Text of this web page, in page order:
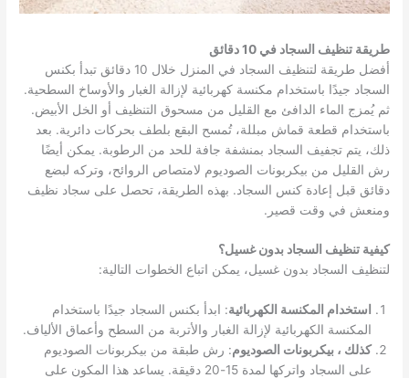
طريقة تنظيف السجاد في 10 دقائق
أفضل طريقة لتنظيف السجاد في المنزل خلال 10 دقائق تبدأ بكنس
السجاد جيدًا باستخدام مكنسة كهربائية لإزالة الغبار والأوساخ السطحية.
ثم يُمزج الماء الدافئ مع القليل من مسحوق التنظيف أو الخل الأبيض.
باستخدام قطعة قماش مبللة، تُمسح البقع بلطف بحركات دائرية. بعد
ذلك، يتم تجفيف السجاد بمنشفة جافة للحد من الرطوبة. يمكن أيضًا
رش القليل من بيكربونات الصوديوم لامتصاص الروائح، وتركه لبضع
دقائق قبل إعادة كنس السجاد. بهذه الطريقة، تحصل على سجاد نظيف
ومنعش في وقت قصير.
كيفية تنظيف السجاد بدون غسيل؟
لتنظيف السجاد بدون غسيل، يمكن اتباع الخطوات التالية:
استخدام المكنسة الكهربائية: ابدأ بكنس السجاد جيدًا باستخدام
المكنسة الكهربائية لإزالة الغبار والأتربة من السطح وأعماق الألياف.
كذلك ، بيكربونات الصوديوم: رش طبقة من بيكربونات الصوديوم
على السجاد واتركها لمدة 15-20 دقيقة. يساعد هذا المكون على